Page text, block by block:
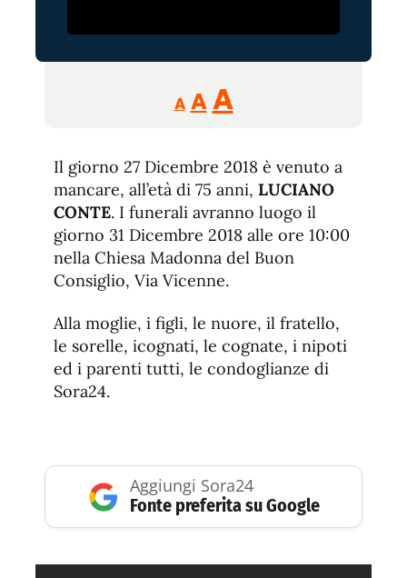
A
Reducir
tamaño
A Restablecer
de
fuente
AAumentar
de
fuente.
Il giorno 27 Dicembre 2018 è venuto a
mancare, all’età di 75 anni, LUCIANO
CONTE. I funerali avranno luogo il
giorno 31 Dicembre 2018 alle ore 10:00
nella Chiesa Madonna del Buon
Consiglio, Via Vicenne.
Alla moglie, i figli, le nuore, il fratello,
le sorelle, icognati, le cognate, i nipoti
ed i parenti tutti, le condoglianze di
Sora24.
Aggiungi Sora24
Fonte preferita su Google